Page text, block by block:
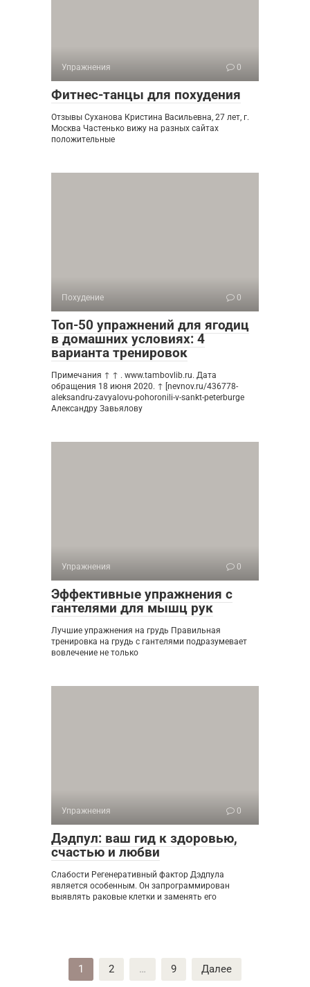
Упражнения 0
Фитнес-танцы для похудения
Отзывы Суханова Кристина Васильевна, 27 лет, г.
Москва Частенько вижу на разных сайтах
положительные
Похудение 0
Топ-50 упражнений для ягодиц
в домашних условиях: 4
варианта тренировок
Примечания ↑ ↑ . www.tambovlib.ru. Дата
обращения 18 июня 2020. ↑ [nevnov.ru/436778-
aleksandru-zavyalovu-pohoronili-v-sankt-peterburge
Александру Завьялову
Упражнения 0
Эффективные упражнения с
гантелями для мышц рук
Лучшие упражнения на грудь Правильная
тренировка на грудь с гантелями подразумевает
вовлечение не только
Упражнения 0
Дэдпул: ваш гид к здоровью,
счастью и любви
Слабости Регенеративный фактор Дэдпула
является особенным. Он запрограммирован
выявлять раковые клетки и заменять его
1 2 … 9 Далее